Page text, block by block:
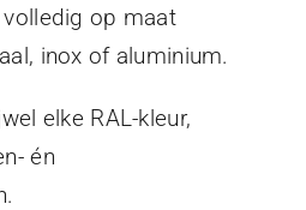
op maat
inox of aluminium.
elke RAL-kleur,
én